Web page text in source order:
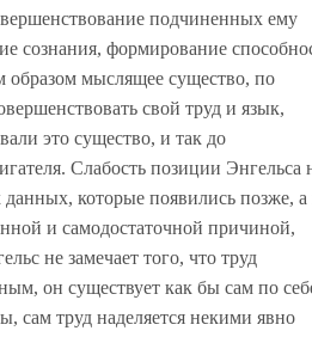
подчиненных ему
сознания, формирование
образом мыслящее существо, по
свой труд и язык,
это существо, и так до
Слабость позиции Энгельса
которые появились позже, а
и самодостаточной причиной,
не замечает того, что труд
он существует как бы сам по
сам труд наделяется некими явно